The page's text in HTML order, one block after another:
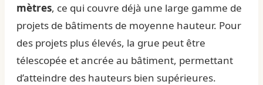
mètres, ce qui couvre déjà une large gamme de
projets de bâtiments de moyenne hauteur. Pour
des projets plus élevés, la grue peut être
télescopée et ancrée au bâtiment, permettant
d’atteindre des hauteurs bien supérieures.